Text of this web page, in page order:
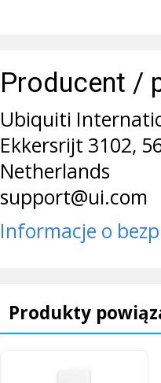
Producent /
Ubiquiti
Ekkersrijt 3102,
Netherlands
support@ui.com
Informacje o
Produkty